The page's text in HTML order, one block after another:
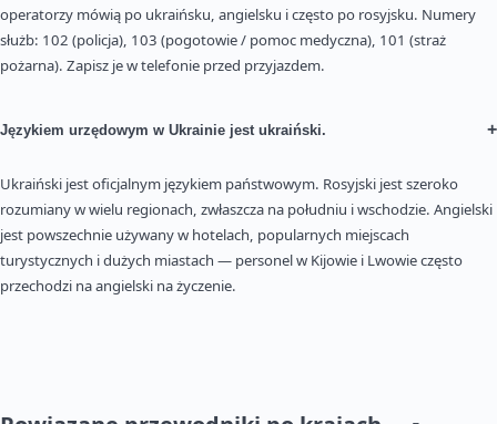
operatorzy mówią po ukraińsku, angielsku i często po rosyjsku. Numery
służb: 102 (policja), 103 (pogotowie / pomoc medyczna), 101 (straż
pożarna). Zapisz je w telefonie przed przyjazdem.
Językiem urzędowym w Ukrainie jest ukraiński. +
Ukraiński jest oficjalnym językiem państwowym. Rosyjski jest szeroko
rozumiany w wielu regionach, zwłaszcza na południu i wschodzie. Angielski
jest powszechnie używany w hotelach, popularnych miejscach
turystycznych i dużych miastach — personel w Kijowie i Lwowie często
przechodzi na angielski na życzenie.